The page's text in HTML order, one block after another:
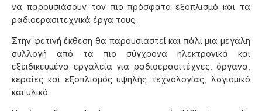
να παρουσιάσουν τον πιο πρόσφατο εξοπλισμό και τα
ραδιοερασιτεχνικά έργα τους.
Στην φετινή έκθεση θα παρουσιαστεί και πάλι μια μεγάλη
συλλογή από τα πιο σύγχρονα ηλεκτρονικά και
εξειδικευμένα εργαλεία για ραδιοερασιτέχνες, όργανα,
κεραίες και εξοπλισμός υψηλής τεχνολογίας, λογισμικό
και υλικό.